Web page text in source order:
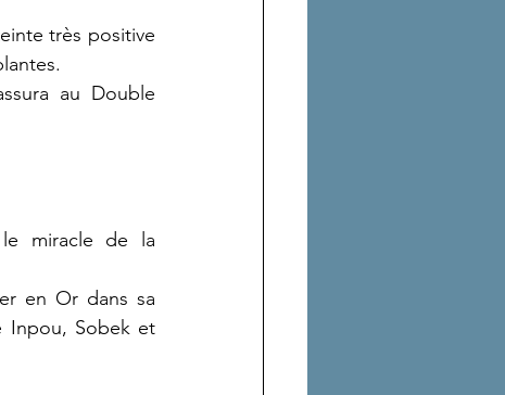
très positive
au Double
miracle de la
en Or dans sa
Inpou, Sobek et